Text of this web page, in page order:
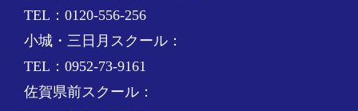
TEL：0120-556-256
小城・三日月スクール：
TEL：0952-73-9161
佐賀県前スクール：